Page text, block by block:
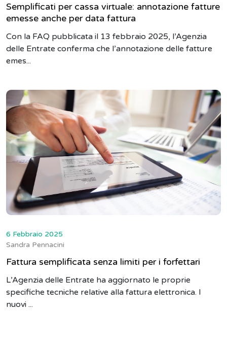
Semplificati per cassa virtuale: annotazione fatture
emesse anche per data fattura
Con la FAQ pubblicata il 13 febbraio 2025, l’Agenzia
delle Entrate conferma che l’annotazione delle fatture
emes...
6 Febbraio 2025
Sandra Pennacini
Fattura semplificata senza limiti per i forfettari
L’Agenzia delle Entrate ha aggiornato le proprie
specifiche tecniche relative alla fattura elettronica. I
nuovi ...